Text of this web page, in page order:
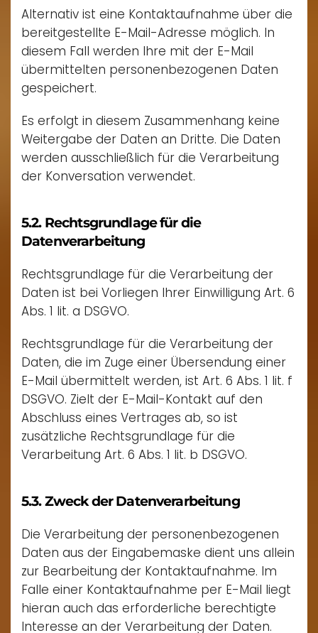
Alternativ ist eine Kontaktaufnahme über die
bereitgestellte E-Mail-Adresse möglich. In
diesem Fall werden Ihre mit der E-Mail
übermittelten personenbezogenen Daten
gespeichert.
Es erfolgt in diesem Zusammenhang keine
Weitergabe der Daten an Dritte. Die Daten
werden ausschließlich für die Verarbeitung
der Konversation verwendet.
5.2. Rechtsgrundlage für die
Datenverarbeitung
Rechtsgrundlage für die Verarbeitung der
Daten ist bei Vorliegen Ihrer Einwilligung Art. 6
Abs. 1 lit. a DSGVO.
Rechtsgrundlage für die Verarbeitung der
Daten, die im Zuge einer Übersendung einer
E-Mail übermittelt werden, ist Art. 6 Abs. 1 lit. f
DSGVO. Zielt der E-Mail-Kontakt auf den
Abschluss eines Vertrages ab, so ist
zusätzliche Rechtsgrundlage für die
Verarbeitung Art. 6 Abs. 1 lit. b DSGVO.
5.3. Zweck der Datenverarbeitung
Die Verarbeitung der personenbezogenen
Daten aus der Eingabemaske dient uns allein
zur Bearbeitung der Kontaktaufnahme. Im
Falle einer Kontaktaufnahme per E-Mail liegt
hieran auch das erforderliche berechtigte
Interesse an der Verarbeitung der Daten.